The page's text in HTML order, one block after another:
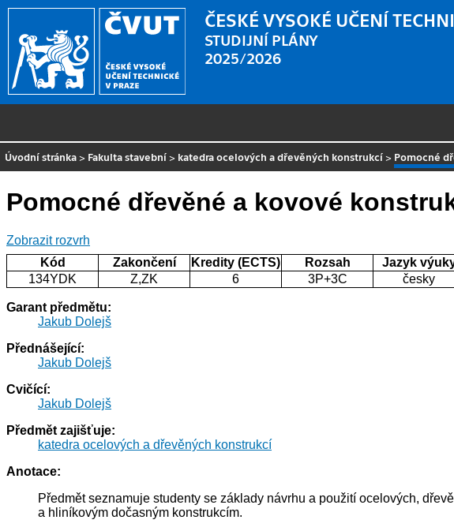
ČESKÉ VYSOKÉ UČENÍ
STUDIJNÍ PLÁNY
2025/2026
Úvodní stránka > Fakulta stavební > katedra ocelových a dřevěných konstrukcí > Pomocné
Pomocné dřevěné a kovové
Zobrazit rozvrh
Kód
Zakončení Kredity (ECTS) Rozsah
Jazyk
134YDK
Z,ZK 6 3P+3C česky
Garant předmětu:
Jakub Dolejš
Přednášející:
Jakub Dolejš
Cvičící:
Jakub Dolejš
Předmět zajišťuje:
katedra ocelových a dřevěných konstrukcí
Anotace:
Předmět seznamuje studenty se základy návrhu a použití ocelových,
a hliníkovým dočasným konstrukcím.